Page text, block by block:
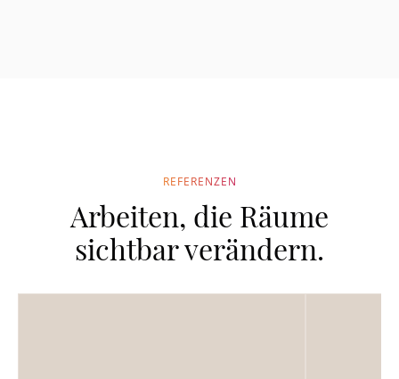
REFERENZEN
Arbeiten, die Räume
sichtbar verändern.